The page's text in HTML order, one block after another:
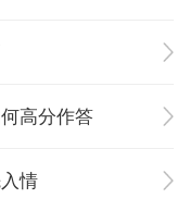
高分作答
情